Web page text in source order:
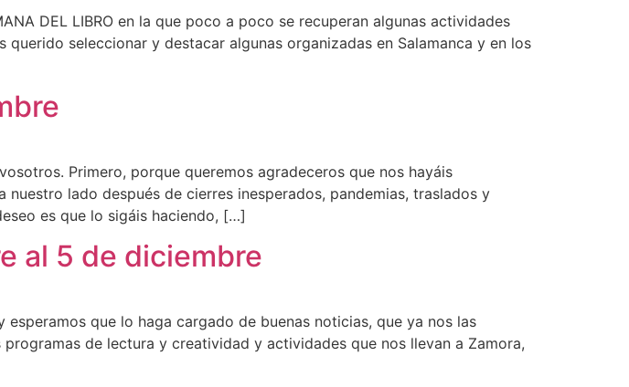
DEL LIBRO en la que poco a poco se recuperan algunas actividades
seleccionar y destacar algunas organizadas en Salamanca y en los
Primero, porque queremos agradeceros que nos hayáis
lado después de cierres inesperados, pandemias, traslados y
es que lo sigáis haciendo, […]
al 5 de diciembre
que lo haga cargado de buenas noticias, que ya nos las
de lectura y creatividad y actividades que nos llevan a Zamora,